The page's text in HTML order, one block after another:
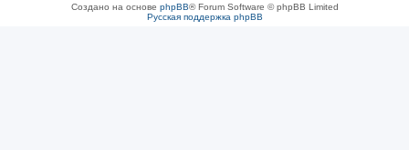
Создано на основе phpBB® Forum Software © phpBB Limited
Русская поддержка phpBB